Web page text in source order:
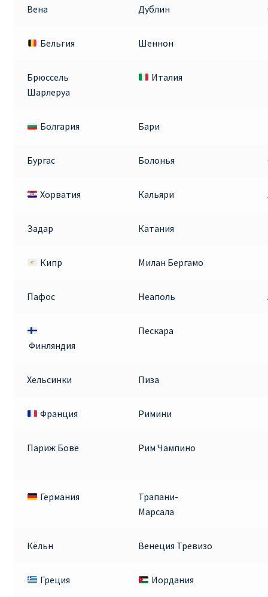
Акции RYANAIR из Вильнюса
Акции RYANAIR из Каунаса
БИЛЕТЫ RYANAIR | ПОИСК ЛУЧШЕЙ ЦЕНЫ |
ИНФОРМАЦИЯ ДЛЯ ПАССАЖИРОВ
Вена Дублин
Бельгия Шеннон
Брюссель
Шарлеруа
Италия
Болгария Бари
Бургас Болонья
Хорватия Кальяри
Задар Катания
Кипр Милан Бергамо
Пафос Неаполь
Финляндия
Пескара
Хельсинки Пиза
Франция Римини
Париж Бове Рим Чампино
Германия
Трапани-
Марсала
Кёльн Венеция Тревизо
Греция Иордания